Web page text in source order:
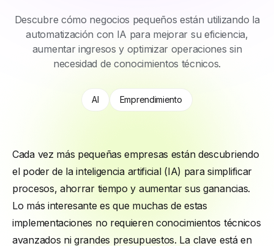
Descubre cómo negocios pequeños están utilizando la
automatización con IA para mejorar su eficiencia,
aumentar ingresos y optimizar operaciones sin
necesidad de conocimientos técnicos.
AI Emprendimiento
Cada vez más pequeñas empresas están descubriendo
el poder de la inteligencia artificial (IA) para simplificar
procesos, ahorrar tiempo y aumentar sus ganancias.
Lo más interesante es que muchas de estas
implementaciones no requieren conocimientos técnicos
avanzados ni grandes presupuestos. La clave está en